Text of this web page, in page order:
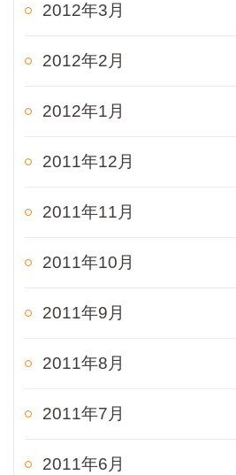
2012年3月
2012年2月
2012年1月
2011年12月
2011年11月
2011年10月
2011年9月
2011年8月
2011年7月
2011年6月